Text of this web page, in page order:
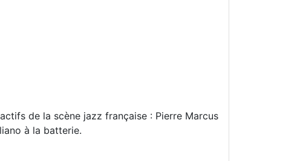
de la scène jazz française : Pierre Marcus
à la batterie.